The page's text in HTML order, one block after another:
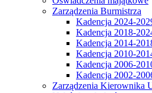
Zarządzenia Burmistrza
Kadencja 2024-
Kadencja 2018-
Kadencja 2014-
Kadencja 2010-
Kadencja 2006-
Kadencja 2002-
Zarządzenia Kierownika